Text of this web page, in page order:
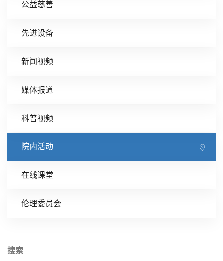
公益慈善
先进设备
新闻视频
媒体报道
科普视频
院内活动
在线课堂
伦理委员会
搜索